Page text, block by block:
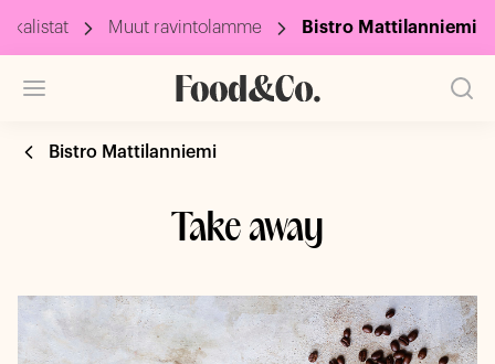
Muut ravintolamme Bistro Mattilanniemi
Bistro Mattilanniemi
Take away